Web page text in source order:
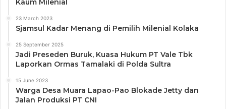
Kaum Milenial
23 March 2023
Sjamsul Kadar Menang di Pemilih Milenial Kolaka
25 September 2025
Jadi Preseden Buruk, Kuasa Hukum PT Vale Tbk
Laporkan Ormas Tamalaki di Polda Sultra
15 June 2023
Warga Desa Muara Lapao-Pao Blokade Jetty dan
Jalan Produksi PT CNI